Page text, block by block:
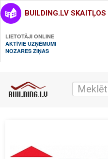
BUILDING.LV SKAITĻOS
LIETOTĀJI ONLINE
AKTĪVIE UZŅĒMUMI
NOZARES ZIŅAS